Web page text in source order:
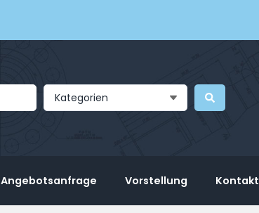
Kategorien
Angebotsanfrage Vorstellung Kontakt